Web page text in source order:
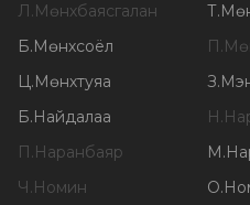
Л.Мөнхбаясгалан Т.
Б.Мөнхсоёл П.
Ц.Мөнхтуяа З.
Б.Найдалаа Н.
П.Наранбаяр М.
Ч.Номин О.